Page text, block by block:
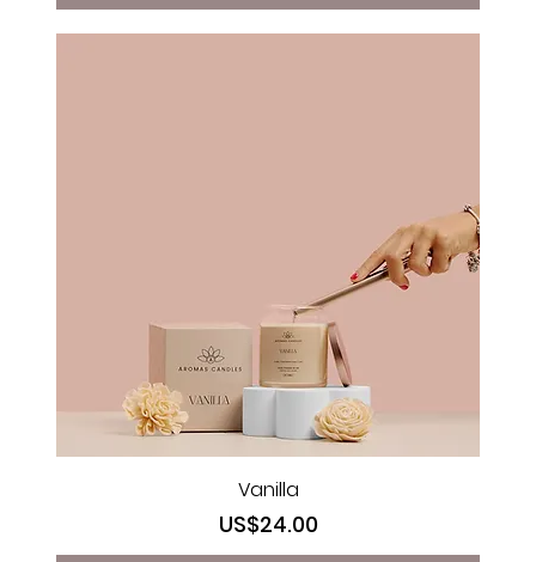
Vanilla
Precio
US$24.00